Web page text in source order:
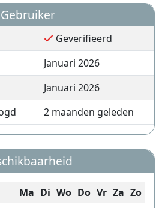
Gebruiker
Geverifieerd
Januari 2026
Januari 2026
2 maanden geleden
Ma Di Wo Do Vr Za Zo